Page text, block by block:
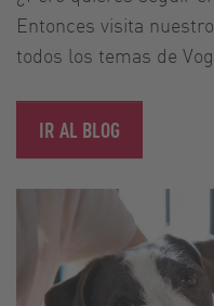
Entonces visita
todos los temas de
IR AL BLOG